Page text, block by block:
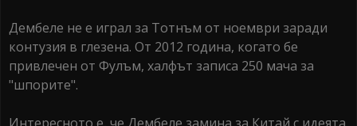
Дембеле не е играл за Тотнъм от ноември заради
контузия в глезена. От 2012 година, когато бе
привлечен от Фулъм, халфът записа 250 мача за
"шпорите".